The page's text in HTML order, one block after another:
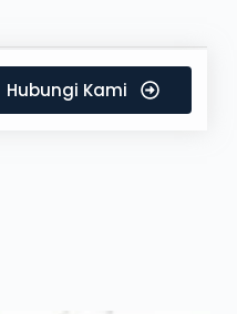
Hubungi Kami